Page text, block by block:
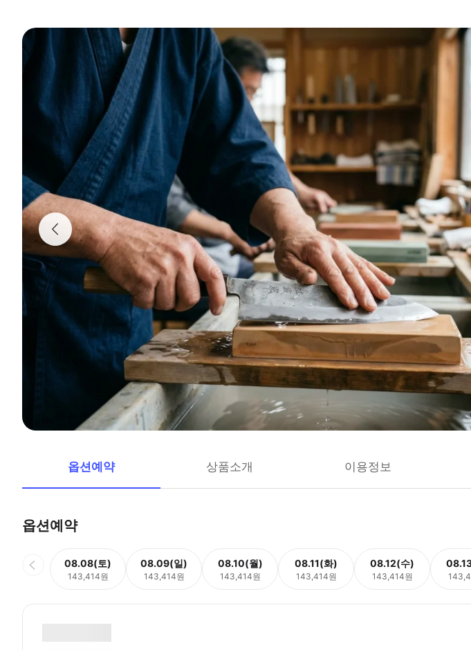
옵션예약 상품소개 이용정보
옵션예약
08.08(토)
143,414원
08.09(일)
143,414원
08.10(월)
143,414원
08.11(화)
143,414원
08.12(수)
143,414원